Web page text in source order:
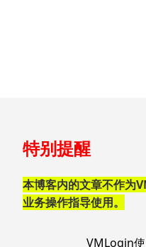
至
脚
特别提醒
本博客内的文章不作为
业务操作指导使用。
VMLogin